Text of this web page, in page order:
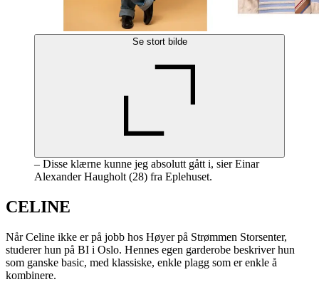
Se stort bilde
– Disse klærne kunne jeg absolutt gått i, sier Einar
Alexander Haugholt (28) fra Eplehuset.
CELINE
Når Celine ikke er på jobb hos Høyer på Strømmen Storsenter,
studerer hun på BI i Oslo. Hennes egen garderobe beskriver hun
som ganske basic, med klassiske, enkle plagg som er enkle å
kombinere.